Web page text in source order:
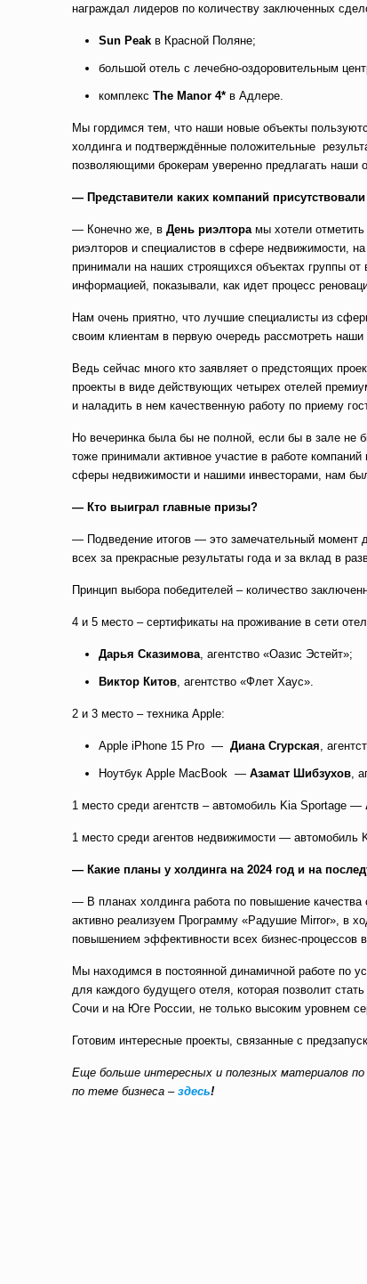
награждал лидеров по количеству заключенных
Sun Peak в Красной Поляне;
большой отель с лечебно-оздоровительным
комплексThe Manor 4* в Адлере.
Мы гордимся тем, что наши новые объекты
холдинга и подтверждённые положительные
позволяющими брокерам уверенно предлагать наши
— Представители каких компаний присутствовали
— Конечно же, вДень риэлтора мы хотели
риэлторов и специалистов в сфере недвижимости,
принимали на наших строящихся объектах группы
информацией, показывали, как идет процесс
Нам очень приятно, что лучшие специалисты из
своим клиентам в первую очередь рассмотреть наши
Ведь сейчас много кто заявляет о предстоящих
проекты в виде действующих четырех отелей
и наладить в нем качественную работу по приему
Но вечеринка была бы не полной, если бы в зале не
тоже принимали активное участие в работе
сферы недвижимости и нашими инвесторами, нам
— Кто выиграл главные призы?
— Подведение итогов — это замечательный момент
всех за прекрасные результаты года и за вклад в
Принцип выбора победителей – количество
4 и 5 место – сертификаты на проживание в сети
Дарья Сказимова , агентство «Оазис Эстейт»;
Виктор Китов , агентство «Флет Хаус».
2 и 3 место – техника Apple:
Apple iPhone 15 Pro —Диана Сгурская ,
Ноутбук Apple MacBook —Азамат Шибзухов ,
1 место среди агентств – автомобиль Kia Sportage —
1 место среди агентов недвижимости —
— Какие планы у холдинга на 2024 год и на
— В планах холдинга работа по повышение
активно реализуем Программу «Радушие Mirror», в
повышением эффективности всех бизнес-процессов
Мы находимся в постоянной динамичной работе по
для каждого будущего отеля, которая позволит
Сочи и на Юге России, не только высоким уровнем
Готовим интересные проекты, связанные с
Еще больше интересных и полезных материалов
по теме бизнеса –здесь!